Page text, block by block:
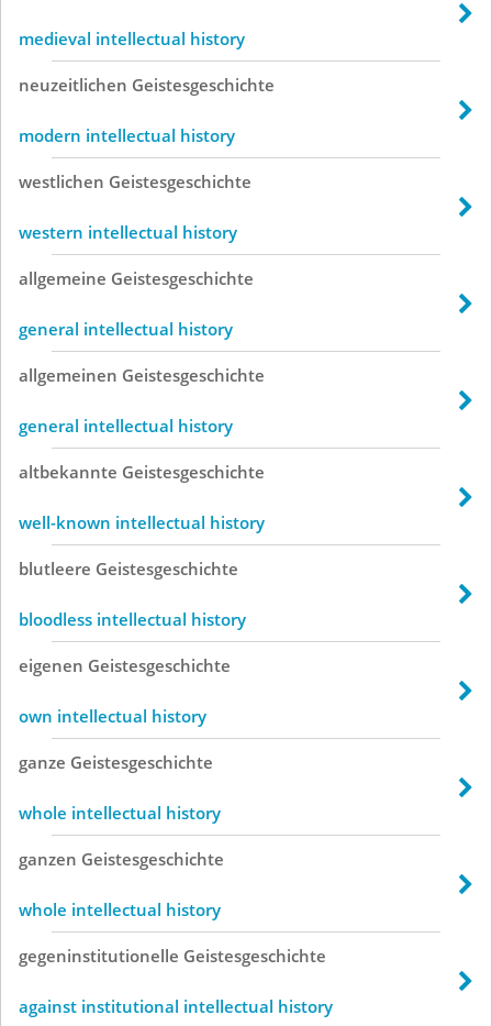
medieval intellectual history
neuzeitlichen Geistesgeschichte
modern intellectual history
westlichen Geistesgeschichte
western intellectual history
allgemeine Geistesgeschichte
general intellectual history
allgemeinen Geistesgeschichte
general intellectual history
altbekannte Geistesgeschichte
well-known intellectual history
blutleere Geistesgeschichte
bloodless intellectual history
eigenen Geistesgeschichte
own intellectual history
ganze Geistesgeschichte
whole intellectual history
ganzen Geistesgeschichte
whole intellectual history
gegeninstitutionelle Geistesgeschichte
against institutional intellectual history